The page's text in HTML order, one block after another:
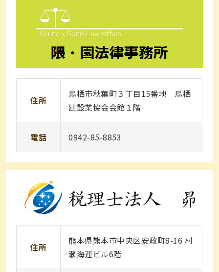
住所
鳥栖市秋葉町３丁目15番地 鳥栖
建設業協会会館１階
電話 0942-85-8853
住所
熊本県熊本市中央区安政町8-16 村
瀬海運ビル6階